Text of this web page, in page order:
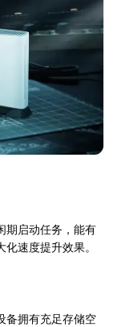
期启动任务，能有
速度提升效果。
备拥有充足存储空